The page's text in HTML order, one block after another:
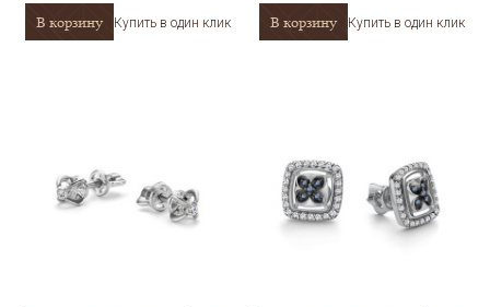
В корзину Купить в один клик В корзину Купить в один клик